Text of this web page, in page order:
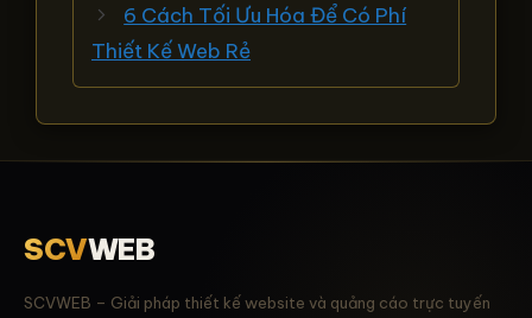
6 Cách Tối Ưu Hóa Để Có Phí
Thiết Kế Web Rẻ
SCVWEB
SCVWEB – Giải pháp thiết kế website và quảng cáo trực tuyến